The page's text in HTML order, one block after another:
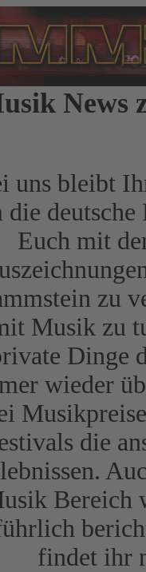
News
uns bleibt
die
Euch mit
zu
Musik zu
Dinge
wieder
die
Bereich
findet ihr